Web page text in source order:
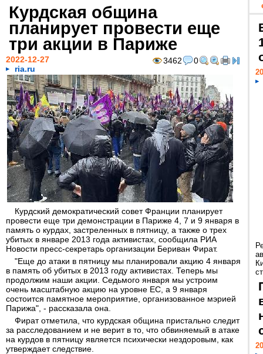
Курдская община
планирует провести еще
три акции в Париже
3462 0
2022-12-27
ria.ru
Курдский демократический совет Франции планирует
провести еще три демонстрации в Париже 4, 7 и 9 января в
память о курдах, застреленных в пятницу, а также о трех
убитых в январе 2013 года активистах, сообщила РИА
Новости пресс-секретарь организации Бериван Фират.
"Еще до атаки в пятницу мы планировали акцию 4 января
в память об убитых в 2013 году активистах. Теперь мы
продолжим наши акции. Седьмого января мы устроим
очень масштабную акцию на уровне ЕС, а 9 января
состоится памятное мероприятие, организованное мэрией
Парижа", - рассказала она.
Фират отметила, что курдская община пристально следит
за расследованием и не верит в то, что обвиняемый в атаке
на курдов в пятницу является психически нездоровым, как
утверждает следствие.